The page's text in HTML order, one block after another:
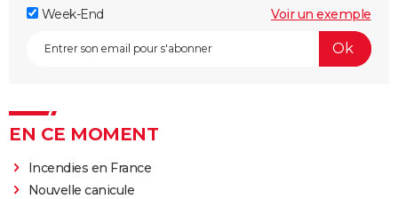
Week-End
Voir un exemple
EN CE MOMENT
Incendies en France
Nouvelle canicule